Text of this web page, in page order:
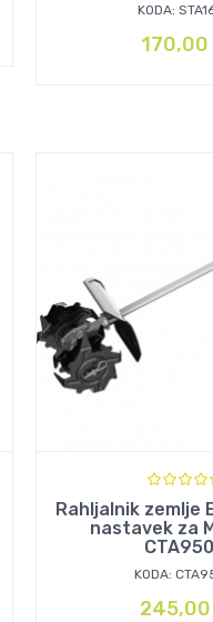
KODA:
170,00
Rahljalnik zemlje
nastavek za
KODA:
245,00